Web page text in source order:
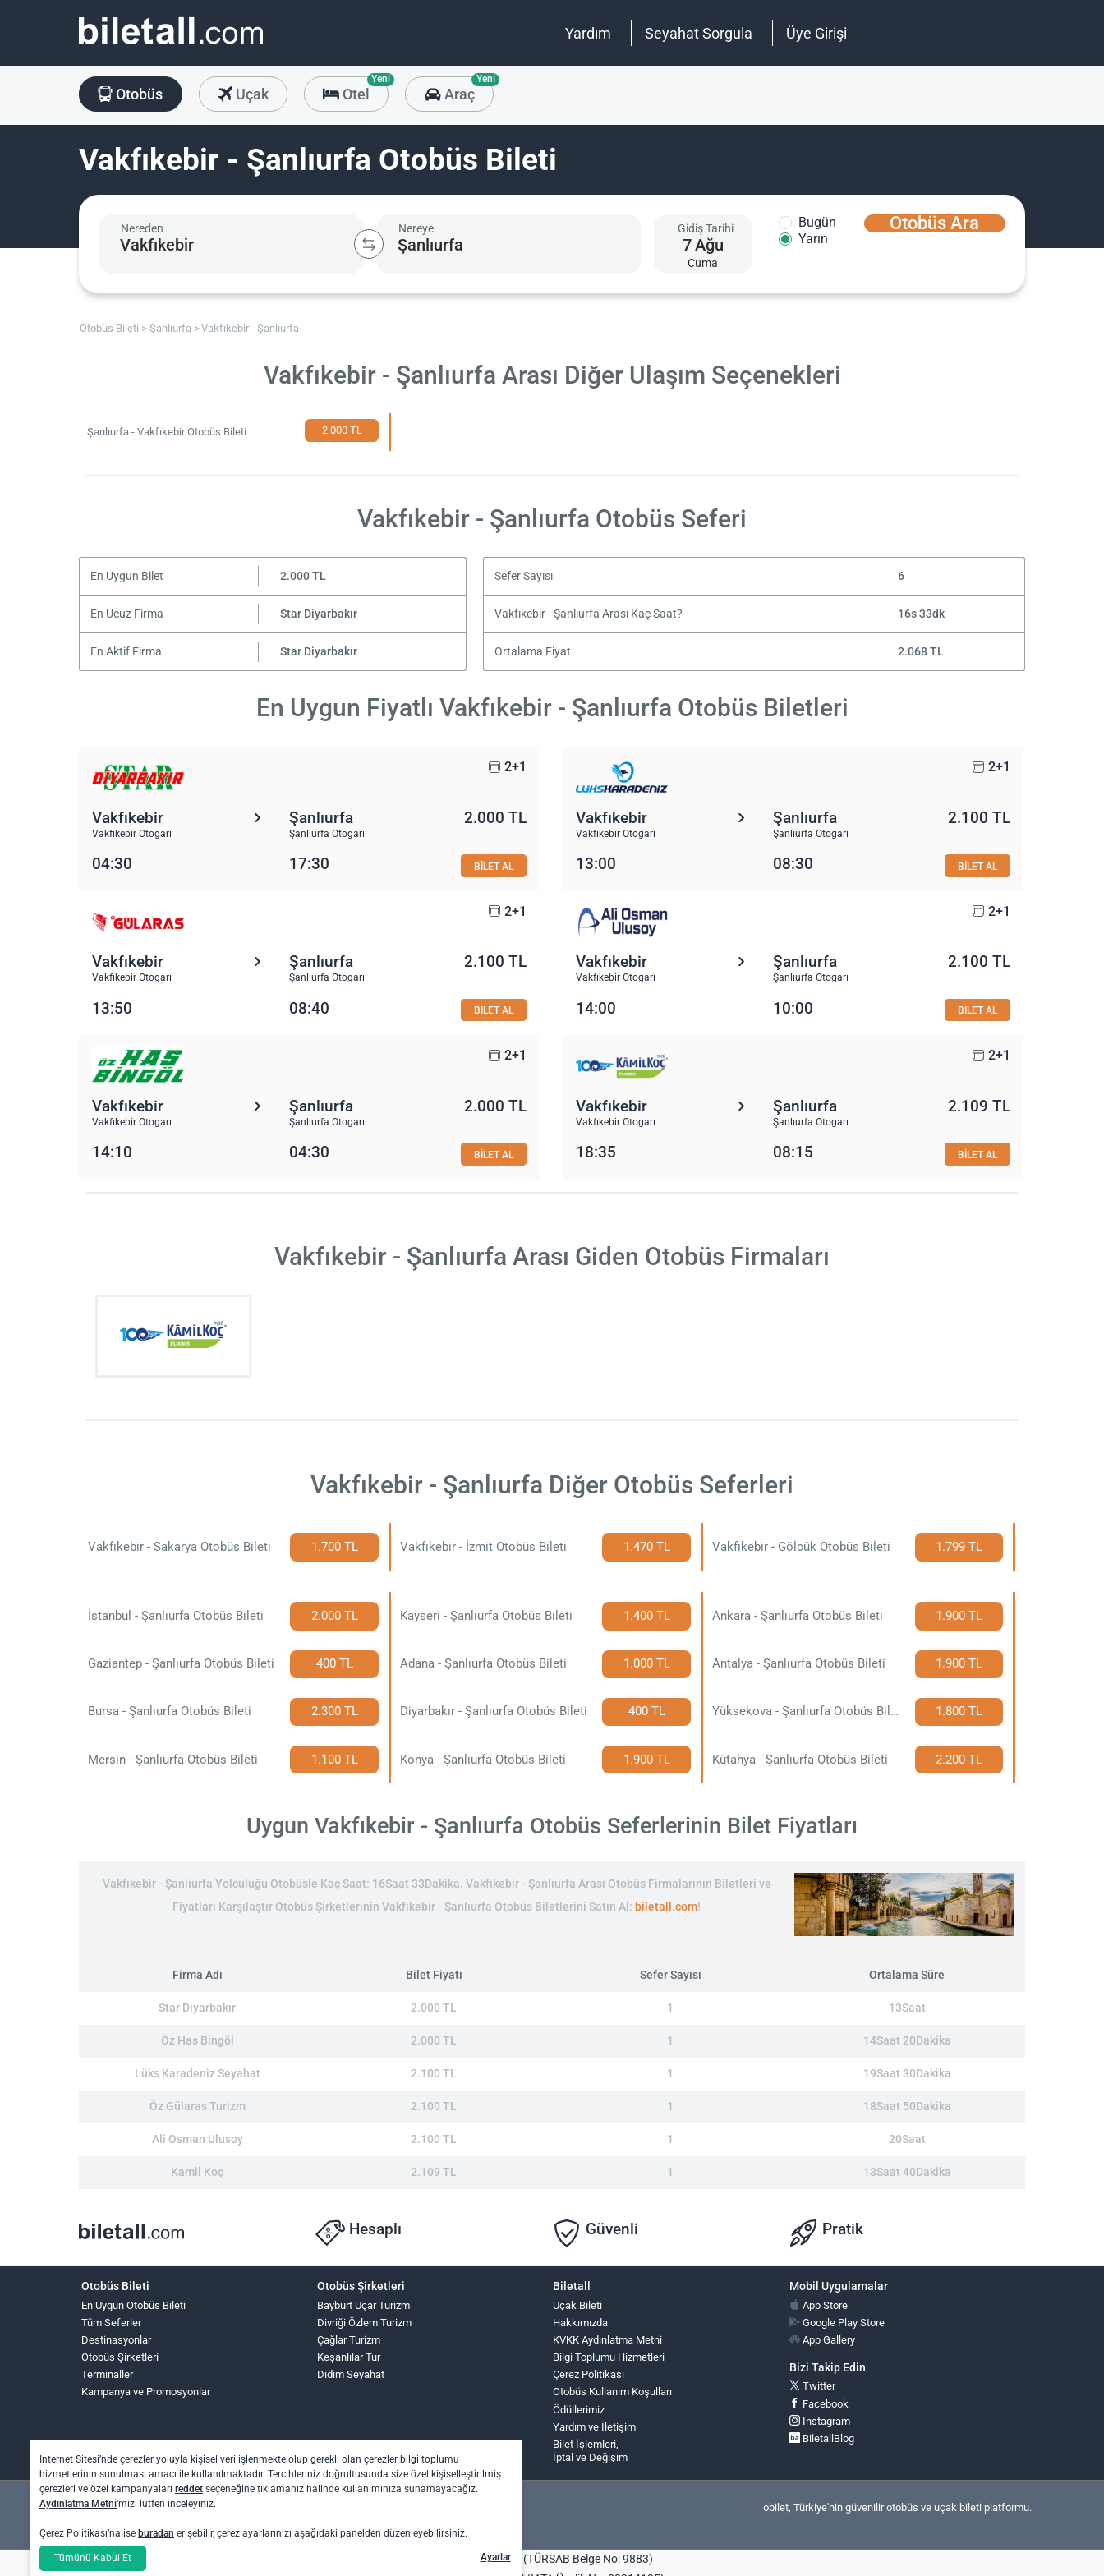
Yardım Seyahat Sorgula Üye Girişi
Otobüs Uçak Otel
Yeni
Araç
Yeni
Vakfıkebir - Şanlıurfa Otobüs Bileti
Nereden Nereye Gidiş Tarihi
7Ağu
Cuma
Bugün
Yarın
Otobüs Ara
Otobüs Bileti Şanlıurfa Vakfıkebir - Şanlıurfa
Vakfıkebir - Şanlıurfa Arası Diğer Ulaşım Seçenekleri
Şanlıurfa - Vakfıkebir Otobüs Bileti 2.000 TL
Vakfıkebir - Şanlıurfa Otobüs Seferi
En Uygun Bilet 2.000 TL Sefer Sayısı 6
En Ucuz Firma Star Diyarbakır Vakfıkebir - Şanlıurfa Arası Kaç Saat? 16s 33dk
En Aktif Firma Star Diyarbakır Ortalama Fiyat 2.068 TL
En Uygun Fiyatlı Vakfıkebir - Şanlıurfa Otobüs Biletleri
2+1
Vakfıkebir
Vakfıkebir Otogarı
Şanlıurfa
Şanlıurfa Otogarı
2.000 TL
04:30 17:30 BİLET AL
2+1
Vakfıkebir
Vakfıkebir Otogarı
Şanlıurfa
Şanlıurfa Otogarı
2.100 TL
13:00 08:30 BİLET AL
2+1
Vakfıkebir
Vakfıkebir Otogarı
Şanlıurfa
Şanlıurfa Otogarı
2.100 TL
13:50 08:40 BİLET AL
2+1
Vakfıkebir
Vakfıkebir Otogarı
Şanlıurfa
Şanlıurfa Otogarı
2.100 TL
14:00 10:00 BİLET AL
2+1
Vakfıkebir
Vakfıkebir Otogarı
Şanlıurfa
Şanlıurfa Otogarı
2.000 TL
14:10 04:30 BİLET AL
2+1
Vakfıkebir
Vakfıkebir Otogarı
Şanlıurfa
Şanlıurfa Otogarı
2.109 TL
18:35 08:15 BİLET AL
Vakfıkebir - Şanlıurfa Arası Giden Otobüs Firmaları
Vakfıkebir - Şanlıurfa Diğer Otobüs Seferleri
Vakfıkebir - Sakarya Otobüs Bileti 1.700 TL Vakfıkebir - İzmit Otobüs Bileti 1.470 TL Vakfıkebir - Gölcük Otobüs Bileti 1.799 TL
İstanbul - Şanlıurfa Otobüs Bileti 2.000 TL Kayseri - Şanlıurfa Otobüs Bileti 1.400 TL Ankara - Şanlıurfa Otobüs Bileti 1.900 TL
Gaziantep - Şanlıurfa Otobüs Bileti 400 TL Adana - Şanlıurfa Otobüs Bileti 1.000 TL Antalya - Şanlıurfa Otobüs Bileti 1.900 TL
Bursa - Şanlıurfa Otobüs Bileti 2.300 TL Diyarbakır - Şanlıurfa Otobüs Bileti 400 TL Yüksekova - Şanlıurfa Otobüs Bileti 1.800 TL
Mersin - Şanlıurfa Otobüs Bileti 1.100 TL Konya - Şanlıurfa Otobüs Bileti 1.900 TL Kütahya - Şanlıurfa Otobüs Bileti 2.200 TL
Uygun Vakfıkebir - Şanlıurfa Otobüs Seferlerinin Bilet Fiyatları
Vakfıkebir - Şanlıurfa Yolculuğu Otobüsle Kaç Saat: 16Saat 33Dakika. Vakfıkebir - Şanlıurfa Arası Otobüs Firmalarının Biletleri ve
Fiyatları Karşılaştır Otobüs Şirketlerinin Vakfıkebir - Şanlıurfa Otobüs Biletlerini Satın Al: biletall.com!
Firma Adı Bilet Fiyatı Sefer Sayısı Ortalama Süre
Star Diyarbakır 2.000 TL 1 13Saat
Öz Has Bingöl 2.000 TL 1 14Saat 20Dakika
Lüks Karadeniz Seyahat 2.100 TL 1 19Saat 30Dakika
Öz Gülaras Turizm 2.100 TL 1 18Saat 50Dakika
Ali Osman Ulusoy 2.100 TL 1 20Saat
Kamil Koç 2.109 TL 1 13Saat 40Dakika
Hesaplı Güvenli Pratik
Otobüs Bileti
En Uygun Otobüs Bileti
Tüm Seferler
Destinasyonlar
Otobüs Şirketleri
Terminaller
Kampanya ve Promosyonlar
Otobüs Şirketleri
Bayburt Uçar Turizm
Divriği Özlem Turizm
Çağlar Turizm
Keşanlılar Tur
Didim Seyahat
Biletall
Uçak Bileti
Hakkımızda
KVKK Aydınlatma Metni
Bilgi Toplumu Hizmetleri
Çerez Politikası
Otobüs Kullanım Koşulları
Ödüllerimiz
Yardım ve İletişim
Bilet İşlemleri,
İptal ve Değişim
Mobil Uygulamalar
App Store
Google Play Store
App Gallery
Bizi Takip Edin
Twitter
Facebook
Instagram
BiletallBlog
obilet, Türkiye'nin güvenilir otobüs ve uçak bileti platformu.
Otel rezervasyon ve otobüs bileti işlemleri için: Obilet.com Turizm Seyahat Acentası (TÜRSAB Belge No: 9883)
İnternet Sitesi’nde çerezler yoluyla kişisel veri işlenmekte olup gerekli olan çerezler bilgi toplumu
hizmetlerinin sunulması amacı ile kullanılmaktadır. Tercihleriniz doğrultusunda size özel kişiselleştirilmiş
çerezleri ve özel kampanyaları reddet seçeneğine tıklamanız halinde kullanımınıza sunamayacağız.
Aydınlatma Metni’mizi lütfen inceleyiniz.
Çerez Politikası’na ise buradan erişebilir, çerez ayarlarınızı aşağıdaki panelden düzenleyebilirsiniz.
Tümünü Kabul Et Ayarlar